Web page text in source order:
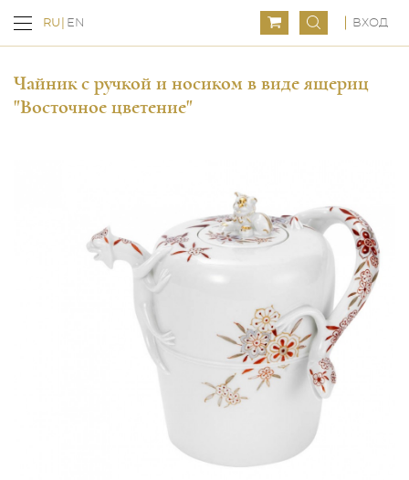
RU EN ВХОД
Чайник с ручкой и носиком в виде ящериц
"Восточное цветение"